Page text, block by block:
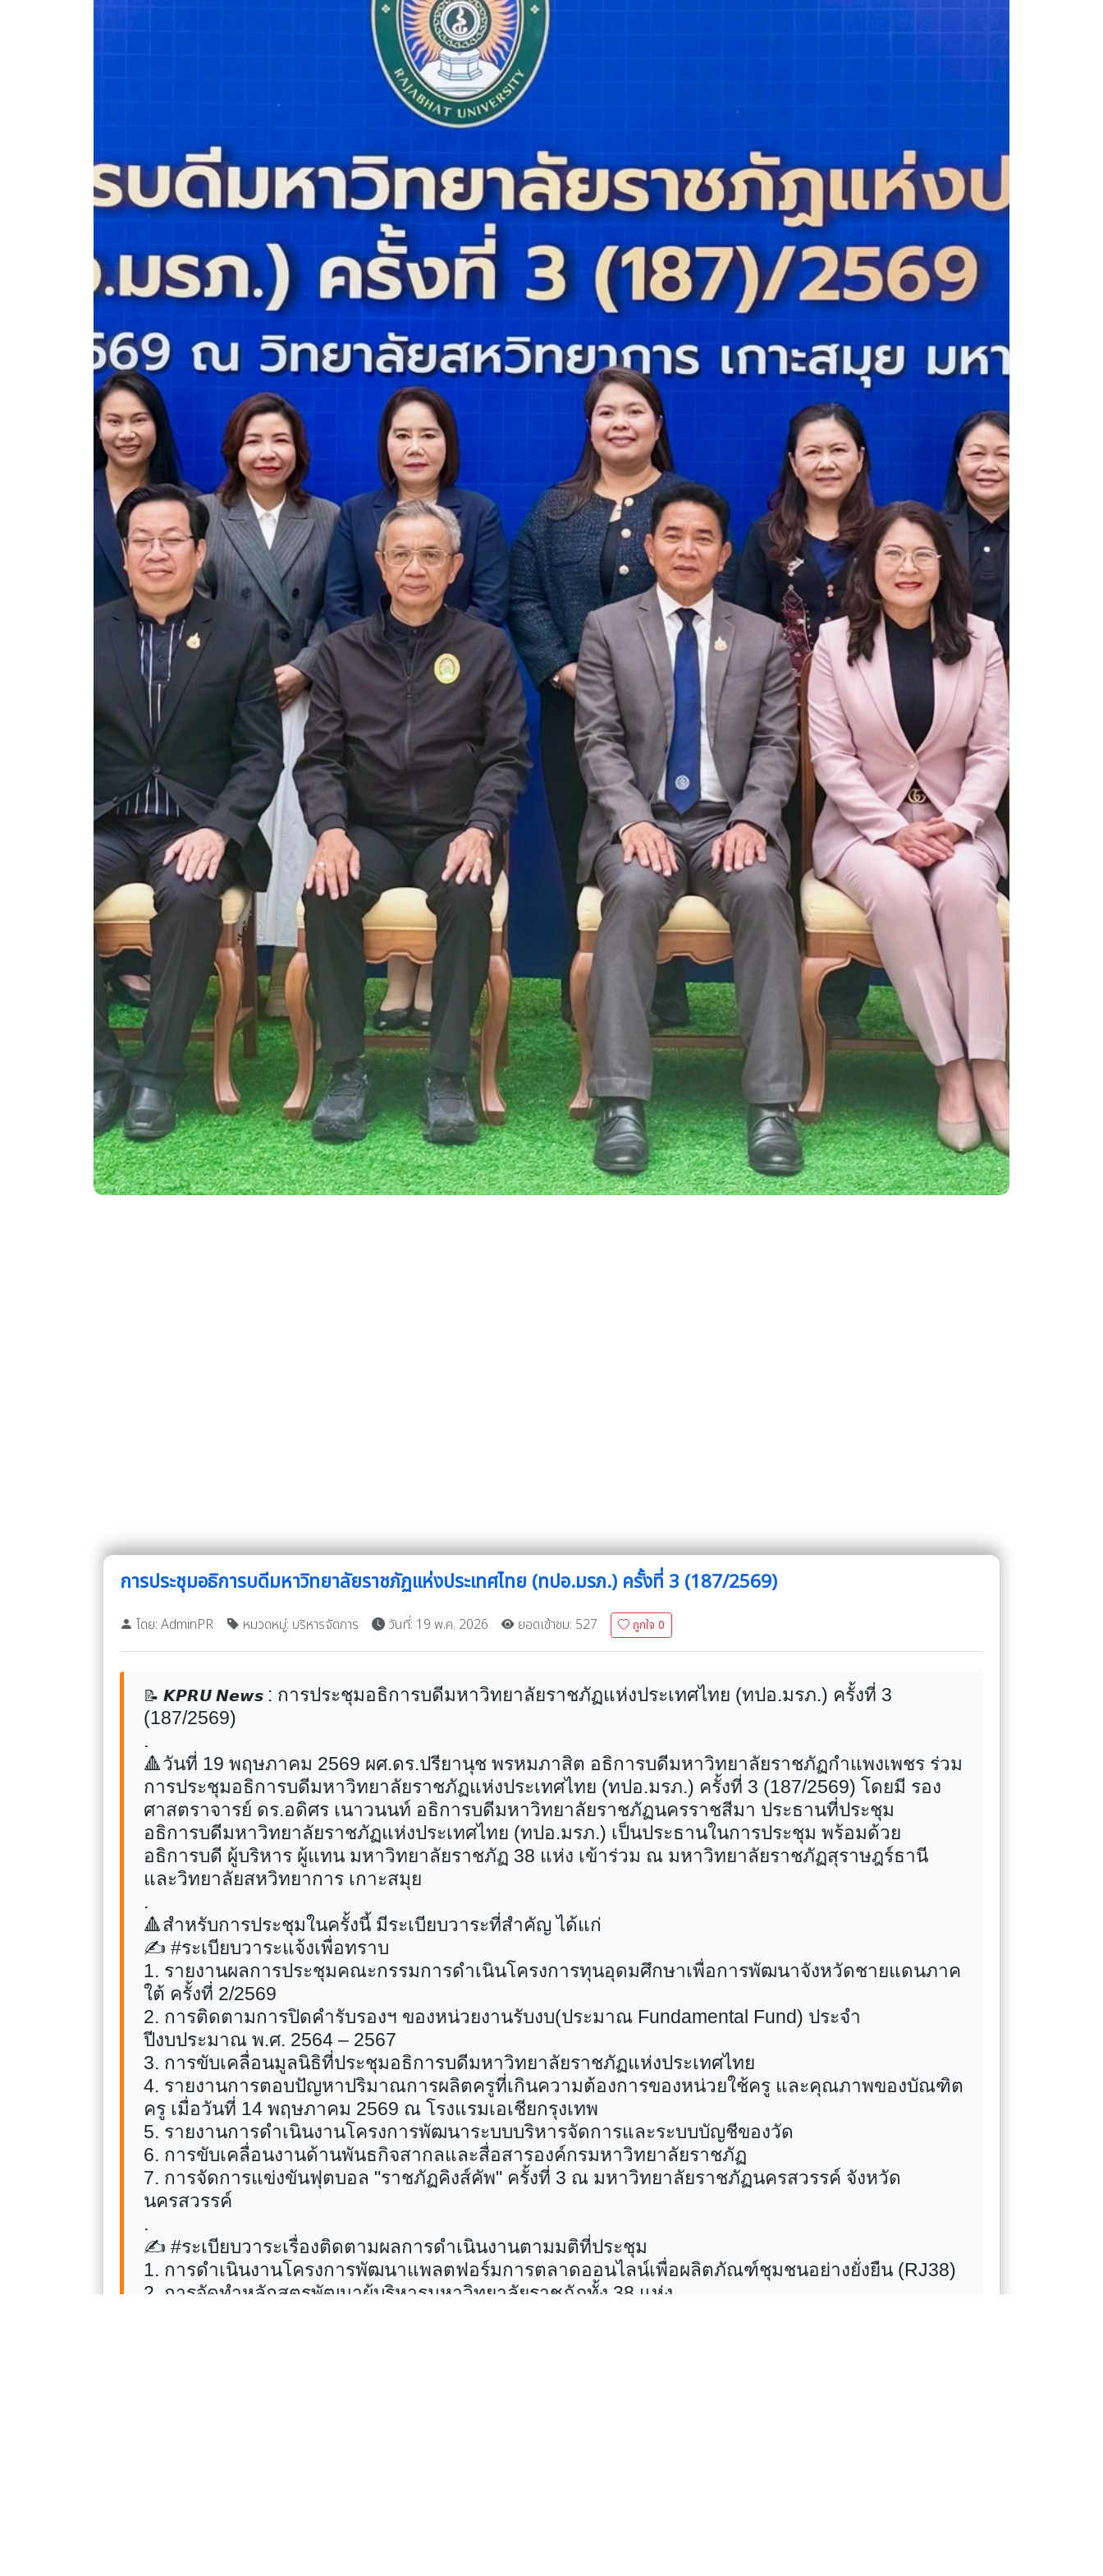
การประชุมอธิการบดีมหาวิทยาลัยราชภัฏแห่งประเทศไทย (ทปอ.มรภ.) ครั้งที่ 3 (187/2569)
โดย: AdminPR หมวดหมู่: บริหารจัดการ วันที่: 19 พ.ค. 2026 ยอดเข้าชม: 527 ถูกใจ 0
📝 𝙆𝙋𝙍𝙐 𝙉𝙚𝙬𝙨 : การประชุมอธิการบดีมหาวิทยาลัยราชภัฏแห่งประเทศไทย (ทปอ.มรภ.) ครั้งที่ 3
(187/2569)
.
🔺วันที่ 19 พฤษภาคม 2569 ผศ.ดร.ปรียานุช พรหมภาสิต อธิการบดีมหาวิทยาลัยราชภัฏกำแพงเพชร ร่วม
การประชุมอธิการบดีมหาวิทยาลัยราชภัฏแห่งประเทศไทย (ทปอ.มรภ.) ครั้งที่ 3 (187/2569) โดยมี รอง
ศาสตราจารย์ ดร.อดิศร เนาวนนท์ อธิการบดีมหาวิทยาลัยราชภัฏนครราชสีมา ประธานที่ประชุม
อธิการบดีมหาวิทยาลัยราชภัฏแห่งประเทศไทย (ทปอ.มรภ.) เป็นประธานในการประชุม พร้อมด้วย
อธิการบดี ผู้บริหาร ผู้แทน มหาวิทยาลัยราชภัฏ 38 แห่ง เข้าร่วม ณ มหาวิทยาลัยราชภัฏสุราษฎร์ธานี
และวิทยาลัยสหวิทยาการ เกาะสมุย
.
🔺สำหรับการประชุมในครั้งนี้ มีระเบียบวาระที่สำคัญ ได้แก่
✍️ #ระเบียบวาระแจ้งเพื่อทราบ
1. รายงานผลการประชุมคณะกรรมการดำเนินโครงการทุนอุดมศึกษาเพื่อการพัฒนาจังหวัดชายแดนภาค
ใต้ ครั้งที่ 2/2569
2. การติดตามการปิดคำรับรองฯ ของหน่วยงานรับงบ(ประมาณ Fundamental Fund) ประจำ
ปีงบประมาณ พ.ศ. 2564 – 2567
3. การขับเคลื่อนมูลนิธิที่ประชุมอธิการบดีมหาวิทยาลัยราชภัฏแห่งประเทศไทย
4. รายงานการตอบปัญหาปริมาณการผลิตครูที่เกินความต้องการของหน่วยใช้ครู และคุณภาพของบัณฑิต
ครู เมื่อวันที่ 14 พฤษภาคม 2569 ณ โรงแรมเอเชียกรุงเทพ
5. รายงานการดำเนินงานโครงการพัฒนาระบบบริหารจัดการและระบบบัญชีของวัด
6. การขับเคลื่อนงานด้านพันธกิจสากลและสื่อสารองค์กรมหาวิทยาลัยราชภัฏ
7. การจัดการแข่งขันฟุตบอล "ราชภัฏคิงส์คัพ" ครั้งที่ 3 ณ มหาวิทยาลัยราชภัฏนครสวรรค์ จังหวัด
นครสวรรค์
.
✍️ #ระเบียบวาระเรื่องติดตามผลการดำเนินงานตามมติที่ประชุม
1. การดำเนินงานโครงการพัฒนาแพลตฟอร์มการตลาดออนไลน์เพื่อผลิตภัณฑ์ชุมชนอย่างยั่งยืน (RJ38)
2. การจัดทำหลักสูตรพัฒนาผู้บริหารมหาวิทยาลัยราชภัฏทั้ง 38 แห่ง